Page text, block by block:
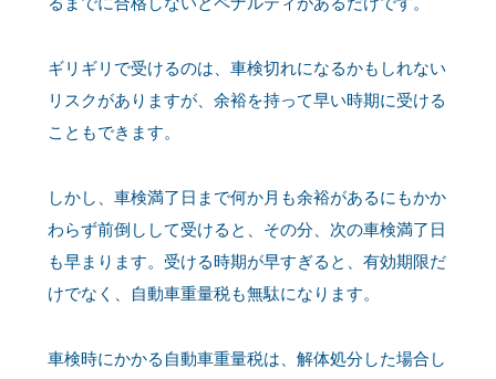
ギリギリで受けるのは、車検切れになるかもしれない
リスクがありますが、余裕を持って早い時期に受ける
こともできます。
しかし、車検満了日まで何か月も余裕があるにもかか
わらず前倒しして受けると、その分、次の車検満了日
も早まります。受ける時期が早すぎると、有効期限だ
けでなく、自動車重量税も無駄になります。
車検時にかかる自動車重量税は、解体処分した場合し